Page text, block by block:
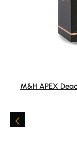
Average rating of
M&H APEX